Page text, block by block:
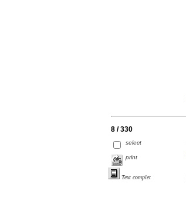
8 / 330
select
print
Text complet